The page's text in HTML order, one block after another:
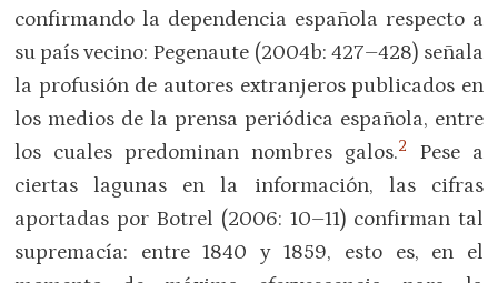
confirmando la dependencia española respecto a
su país vecino: Pegenaute (2004b: 427–428) señala
la profusión de autores extranjeros publicados en
los medios de la prensa periódica española, entre
los cuales predominan nombres galos.2
Pese a
ciertas lagunas en la información, las cifras
aportadas por Botrel (2006: 10–11) confirman tal
supremacía: entre 1840 y 1859, esto es, en el